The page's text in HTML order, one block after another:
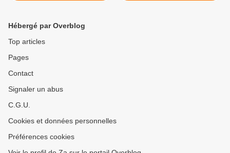
Hébergé par Overblog
Top articles
Pages
Contact
Signaler un abus
C.G.U.
Cookies et données personnelles
Préférences cookies